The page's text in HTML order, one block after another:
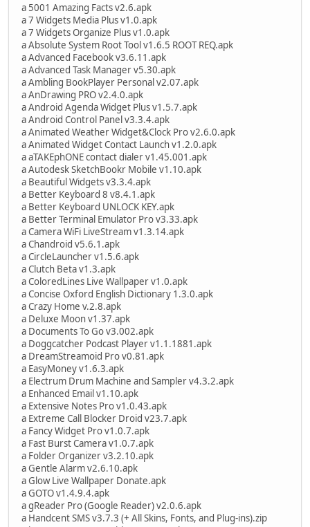
a 5001 Amazing Facts v2.6.apk
a 7 Widgets Media Plus v1.0.apk
a 7 Widgets Organize Plus v1.0.apk
a Absolute System Root Tool v1.6.5 ROOT REQ.apk
a Advanced Facebook v3.6.11.apk
a Advanced Task Manager v5.30.apk
a Ambling BookPlayer Personal v2.07.apk
a AnDrawing PRO v2.4.0.apk
a Android Agenda Widget Plus v1.5.7.apk
a Android Control Panel v3.3.4.apk
a Animated Weather Widget&Clock Pro v2.6.0.apk
a Animated Widget Contact Launch v1.2.0.apk
a aTAKEphONE contact dialer v1.45.001.apk
a Autodesk SketchBookr Mobile v1.10.apk
a Beautiful Widgets v3.3.4.apk
a Better Keyboard 8 v8.4.1.apk
a Better Keyboard UNLOCK KEY.apk
a Better Terminal Emulator Pro v3.33.apk
a Camera WiFi LiveStream v1.3.14.apk
a Chandroid v5.6.1.apk
a CircleLauncher v1.5.6.apk
a Clutch Beta v1.3.apk
a ColoredLines Live Wallpaper v1.0.apk
a Concise Oxford English Dictionary 1.3.0.apk
a Crazy Home v.2.8.apk
a Deluxe Moon v1.37.apk
a Documents To Go v3.002.apk
a Doggcatcher Podcast Player v1.1.1881.apk
a DreamStreamoid Pro v0.81.apk
a EasyMoney v1.6.3.apk
a Electrum Drum Machine and Sampler v4.3.2.apk
a Enhanced Email v1.10.apk
a Extensive Notes Pro v1.0.43.apk
a Extreme Call Blocker Droid v23.7.apk
a Fancy Widget Pro v1.0.7.apk
a Fast Burst Camera v1.0.7.apk
a Folder Organizer v3.2.10.apk
a Gentle Alarm v2.6.10.apk
a Glow Live Wallpaper Donate.apk
a GOTO v1.4.9.4.apk
a gReader Pro (Google Reader) v2.0.6.apk
a Handcent SMS v3.7.3 (+ All Skins, Fonts, and Plug-ins).zip